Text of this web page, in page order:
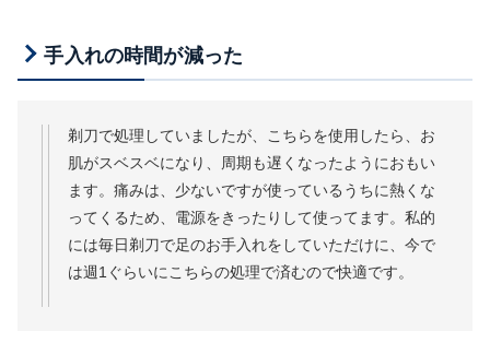
手入れの時間が減った
剃刀で処理していましたが、こちらを使用したら、お
肌がスベスベになり、周期も遅くなったようにおもい
ます。痛みは、少ないですが使っているうちに熱くな
ってくるため、電源をきったりして使ってます。私的
には毎日剃刀で足のお手入れをしていただけに、今で
は週1ぐらいにこちらの処理で済むので快適です。